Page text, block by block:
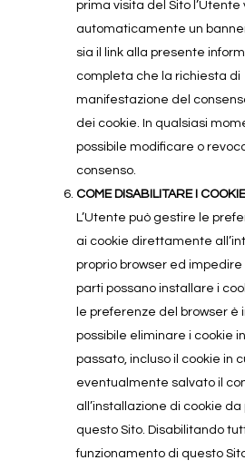
prima visita del Sito l’Utente
automaticamente un
sia il link alla presente
completa che la richiesta di
manifestazione del
dei cookie. In qualsiasi
possibile modificare o
consenso.
COME DISABILITARE I COOKIE
L’Utente può gestire le
ai cookie direttamente
proprio browser ed
parti possano installare i
le preferenze del browser è
possibile eliminare i cookie
passato, incluso il cookie in
eventualmente salvato il
all’installazione di cookie
questo Sito. Disabilitando
funzionamento di questo